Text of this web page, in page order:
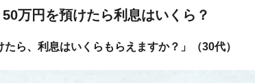
万円を預けたら利息はいくら？
ら、利息はいくらもらえますか？」（30代）